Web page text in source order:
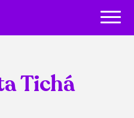
Tichá